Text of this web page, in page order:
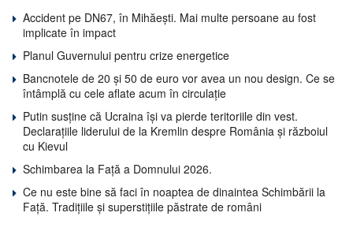
Accident pe DN67, în Mihăești. Mai multe persoane au fost
implicate în impact
Planul Guvernului pentru crize energetice
Bancnotele de 20 și 50 de euro vor avea un nou design. Ce se
întâmplă cu cele aflate acum în circulație
Putin susține că Ucraina își va pierde teritoriile din vest.
Declarațiile liderului de la Kremlin despre România și războiul
cu Kievul
Schimbarea la Față a Domnului 2026.
Ce nu este bine să faci în noaptea de dinaintea Schimbării la
Față. Tradițiile și superstițiile păstrate de români